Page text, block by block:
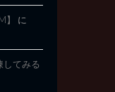
に
してみる